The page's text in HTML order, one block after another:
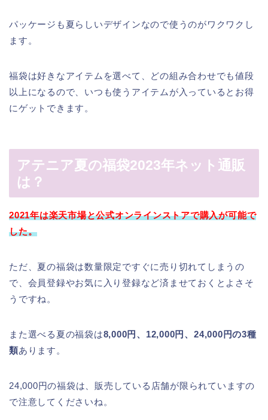
パッケージも夏らしいデザインなので使うのがワクワクし
ます。
福袋は好きなアイテムを選べて、どの組み合わせでも値段
以上になるので、いつも使うアイテムが入っているとお得
にゲットできます。
アテニア夏の福袋2023年ネット通販
は？
2021年は楽天市場と公式オンラインストアで購入が可能で
した。
ただ、夏の福袋は数量限定ですぐに売り切れてしまうの
で、会員登録やお気に入り登録など済ませておくとよさそ
うですね。
また選べる夏の福袋は8,000円、12,000円、24,000円の3種
類あります。
24,000円の福袋は、販売している店舗が限られていますの
で注意してくださいね。